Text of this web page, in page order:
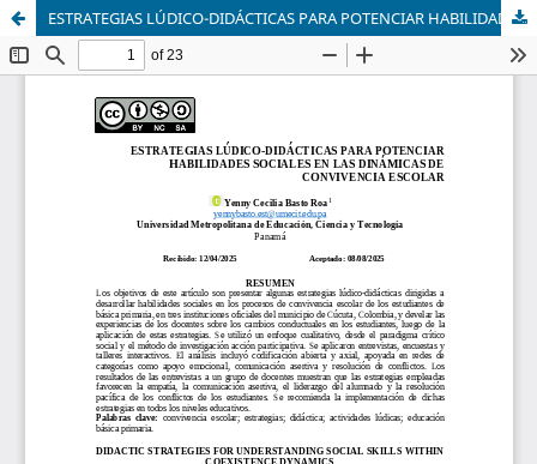
ESTRATEGIAS LÚDICO-DIDÁCTICAS PARA POTENCIAR HABILIDADES SOCIALES EN LAS DINÁMICAS DE CONVIVENCIA ESCOLAR